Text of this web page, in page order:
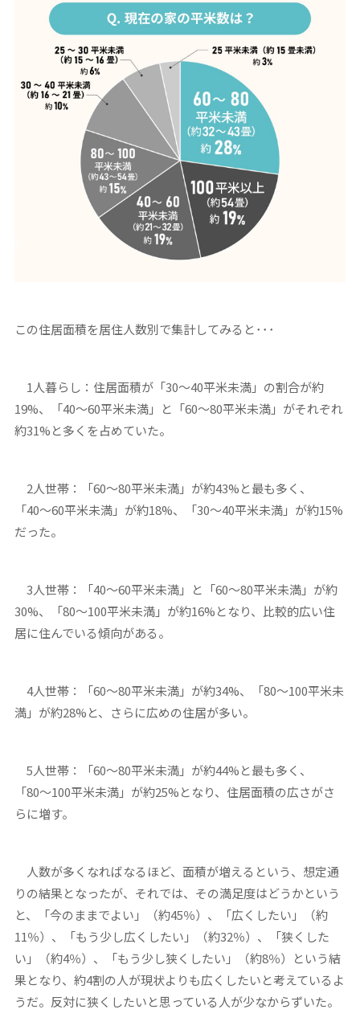
この住居面積を居住人数別で集計してみると･･･
1人暮らし：住居面積が「30〜40平米未満」の割合が約
19%、「40〜60平米未満」と「60〜80平米未満」がそれぞれ
約31%と多くを占めていた。
2人世帯：「60〜80平米未満」が約43%と最も多く、
「40〜60平米未満」が約18%、「30〜40平米未満」が約15%
だった。
3人世帯：「40〜60平米未満」と「60〜80平米未満」が約
30%、「80〜100平米未満」が約16%となり、比較的広い住
居に住んでいる傾向がある。
4人世帯：「60〜80平米未満」が約34%、「80〜100平米未
満」が約28%と、さらに広めの住居が多い。
5人世帯：「60〜80平米未満」が約44%と最も多く、
「80〜100平米未満」が約25%となり、住居面積の広さがさ
らに増す。
人数が多くなればなるほど、面積が増えるという、想定通
りの結果となったが、それでは、その満足度はどうかという
と、「今のままでよい」（約45％）、「広くしたい」（約
11％）、「もう少し広くしたい」（約32％）、「狭くした
い」（約4％）、「もう少し狭くしたい」（約8％）という結
果となり、約4割の人が現状よりも広くしたいと考えているよ
うだ。反対に狭くしたいと思っている人が少なからずいた。